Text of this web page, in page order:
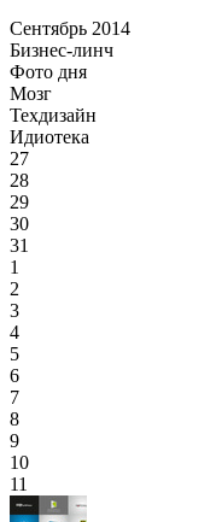
Сентябрь 2014
Бизнес-линч
Фото дня
Мозг
Техдизайн
Идиотека
27
28
29
30
31
1
2
3
4
5
6
7
8
9
10
11